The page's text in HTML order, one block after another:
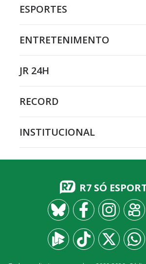
ESPORTES
ENTRETENIMENTO
JR 24H
RECORD
INSTITUCIONAL
R7 SÓ